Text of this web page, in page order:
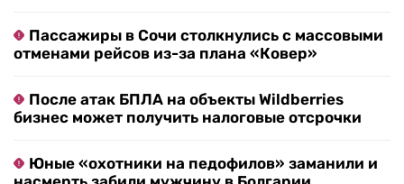
Пассажиры в Сочи столкнулись с массовыми
отменами рейсов из-за плана «Ковер»
После атак БПЛА на объекты Wildberries
бизнес может получить налоговые отсрочки
Юные «охотники на педофилов» заманили и